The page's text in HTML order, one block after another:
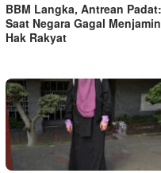
BBM Langka, Antrean Padat:
Saat Negara Gagal Menjamin
Hak Rakyat